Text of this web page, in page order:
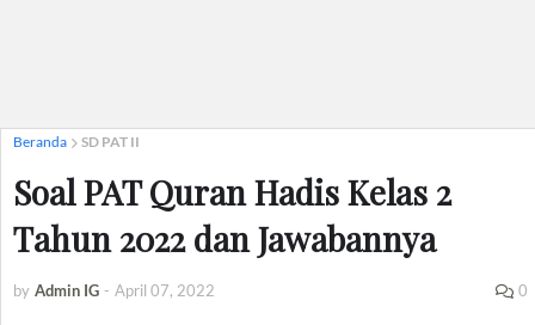
Beranda SD PAT II
Soal PAT Quran Hadis Kelas 2
Tahun 2022 dan Jawabannya
by Admin IG - April 07, 2022 0